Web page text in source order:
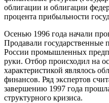
облигации и облигации
процента прибыльности
Осенью 1996 года начали
Продавали
России промышленных
руки. Отбор происходил на
характеристикой являлось
финансов. Ряд экспертов
завершению 1997 года
структурного кризиса.